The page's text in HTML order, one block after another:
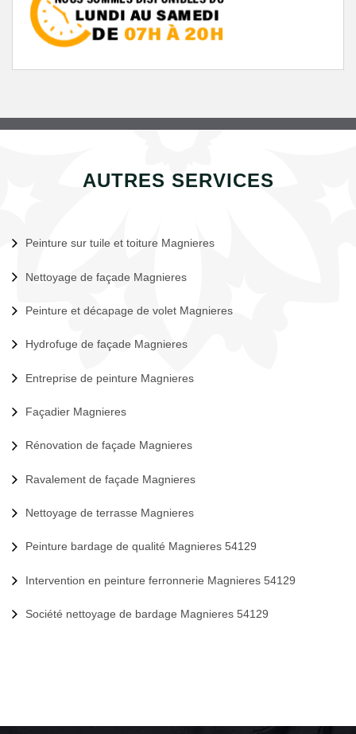
AUTRES SERVICES
Peinture sur tuile et toiture Magnieres
Nettoyage de façade Magnieres
Peinture et décapage de volet Magnieres
Hydrofuge de façade Magnieres
Entreprise de peinture Magnieres
Façadier Magnieres
Rénovation de façade Magnieres
Ravalement de façade Magnieres
Nettoyage de terrasse Magnieres
Peinture bardage de qualité Magnieres 54129
Intervention en peinture ferronnerie Magnieres 54129
Société nettoyage de bardage Magnieres 54129